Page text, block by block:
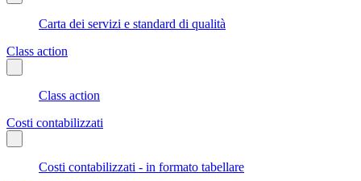
Carta dei servizi e standard di qualità
Class action
Class action
Costi contabilizzati
Costi contabilizzati - in formato tabellare